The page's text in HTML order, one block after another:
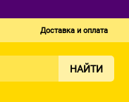
Доставка и оплата
НАЙТИ